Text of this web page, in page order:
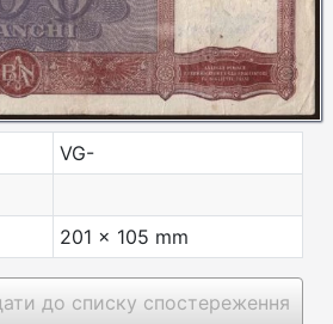
VG-
201 x 105 mm
до списку спостереження